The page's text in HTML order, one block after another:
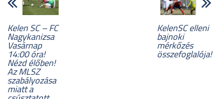
Kelen SC – FC
Nagykanizsa
Vasárnap
14:00 óra!
Nézd élőben!
Az MLSZ
szabályozása
miatt a
KelenSC elleni
bajnoki
mérkőzés
összefoglalója!